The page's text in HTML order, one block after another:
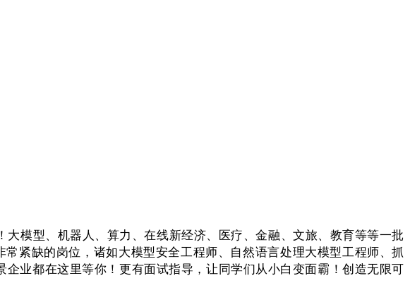
型、机器人、算力、在线新经济、医疗、金融、文旅、教育等等一批
紧缺的岗位，诸如大模型安全工程师、自然语言处理大模型工程师、抓
业都在这里等你！更有面试指导，让同学们从小白变面霸！创造无限可